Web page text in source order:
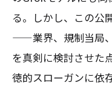
る。しかし、この公
——業界、規制当局
を真剣に検討させた
徳的スローガンに依